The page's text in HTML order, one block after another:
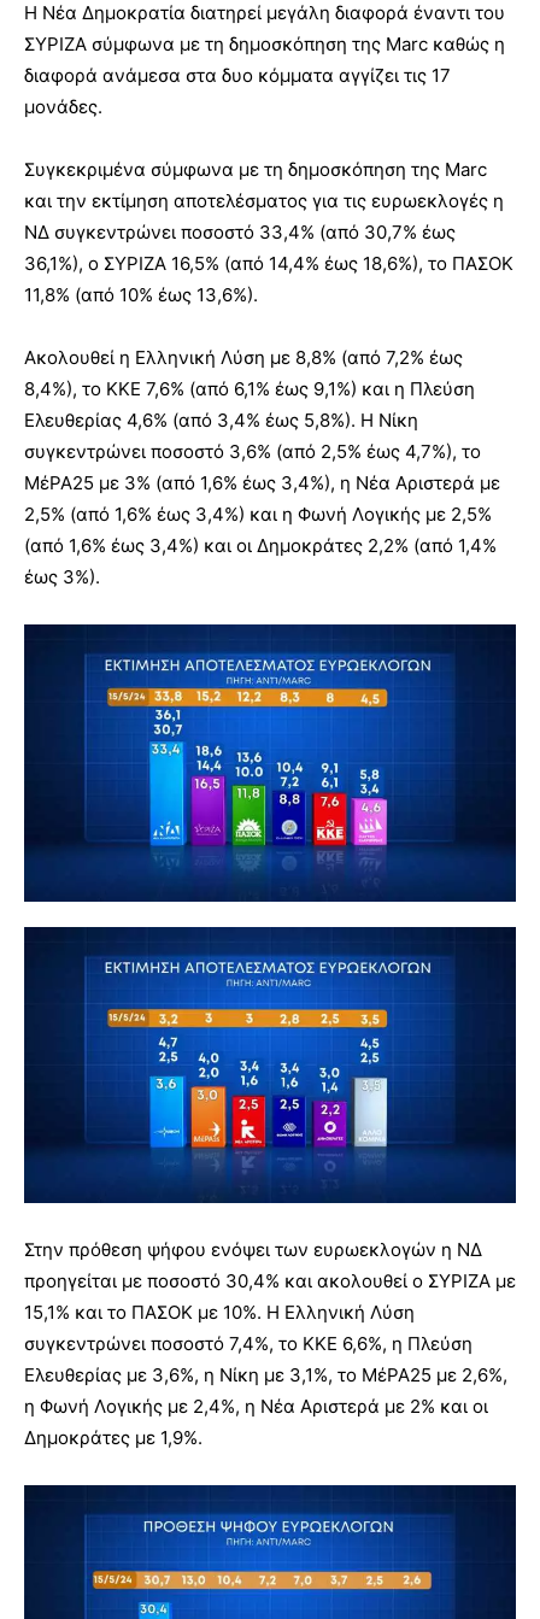
Η Νέα Δημοκρατία διατηρεί μεγάλη διαφορά έναντι του
ΣΥΡΙΖΑ σύμφωνα με τη δημοσκόπηση της Marc καθώς η
διαφορά ανάμεσα στα δυο κόμματα αγγίζει τις 17
μονάδες.
Συγκεκριμένα σύμφωνα με τη δημοσκόπηση της Marc
και την εκτίμηση αποτελέσματος για τις ευρωεκλογές η
ΝΔ συγκεντρώνει ποσοστό 33,4% (από 30,7% έως
36,1%), ο ΣΥΡΙΖΑ 16,5% (από 14,4% έως 18,6%), το ΠΑΣΟΚ
11,8% (από 10% έως 13,6%).
Ακολουθεί η Ελληνική Λύση με 8,8% (από 7,2% έως
8,4%), το ΚΚΕ 7,6% (από 6,1% έως 9,1%) και η Πλεύση
Ελευθερίας 4,6% (από 3,4% έως 5,8%). Η Νίκη
συγκεντρώνει ποσοστό 3,6% (από 2,5% έως 4,7%), το
ΜέΡΑ25 με 3% (από 1,6% έως 3,4%), η Νέα Αριστερά με
2,5% (από 1,6% έως 3,4%) και η Φωνή Λογικής με 2,5%
(από 1,6% έως 3,4%) και οι Δημοκράτες 2,2% (από 1,4%
έως 3%).
Στην πρόθεση ψήφου ενόψει των ευρωεκλογών η ΝΔ
προηγείται με ποσοστό 30,4% και ακολουθεί ο ΣΥΡΙΖΑ με
15,1% και το ΠΑΣΟΚ με 10%. Η Ελληνική Λύση
συγκεντρώνει ποσοστό 7,4%, το ΚΚΕ 6,6%, η Πλεύση
Ελευθερίας με 3,6%, η Νίκη με 3,1%, το ΜέΡΑ25 με 2,6%,
η Φωνή Λογικής με 2,4%, η Νέα Αριστερά με 2% και οι
Δημοκράτες με 1,9%.